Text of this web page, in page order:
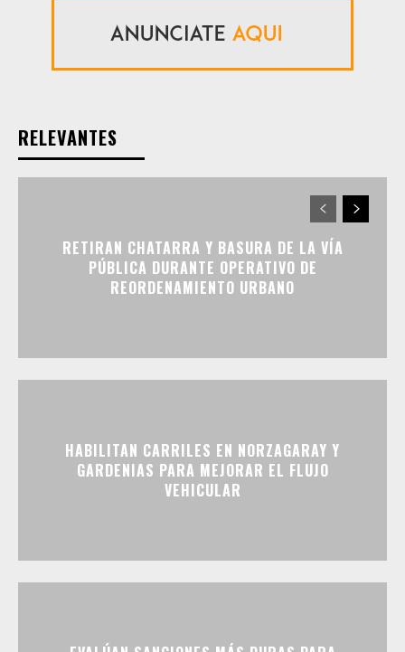
RELEVANTES
RETIRAN CHATARRA Y BASURA DE LA VÍA
PÚBLICA DURANTE OPERATIVO DE
REORDENAMIENTO URBANO
HABILITAN CARRILES EN NORZAGARAY Y
GARDENIAS PARA MEJORAR EL FLUJO
VEHICULAR